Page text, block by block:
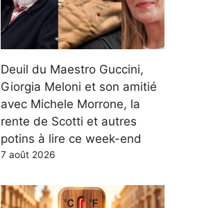
Deuil du Maestro Guccini,
Giorgia Meloni et son amitié
avec Michele Morrone, la
rente de Scotti et autres
potins à lire ce week-end
7 août 2026